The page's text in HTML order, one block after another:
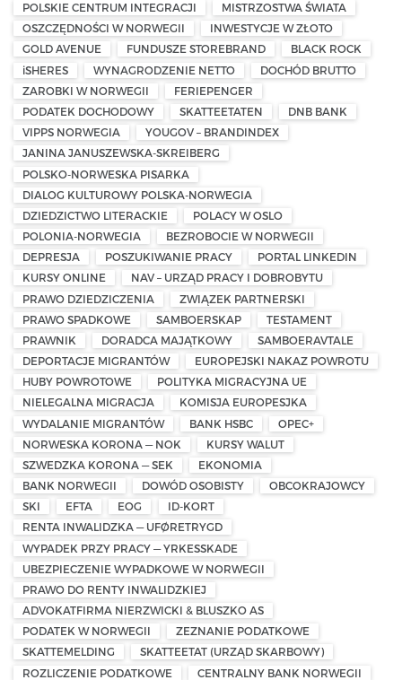
POLSKIE CENTRUM INTEGRACJI
MISTRZOSTWA ŚWIATA
OSZCZĘDNOŚCI W NORWEGII
INWESTYCJE W ZŁOTO
GOLD AVENUE
FUNDUSZE STOREBRAND
BLACK ROCK
iSHERES
WYNAGRODZENIE NETTO
DOCHÓD BRUTTO
ZAROBKI W NORWEGII
FERIEPENGER
PODATEK DOCHODOWY
SKATTEETATEN
DNB BANK
VIPPS NORWEGIA
YOUGOV – BRANDINDEX
JANINA JANUSZEWSKA-SKREIBERG
POLSKO-NORWESKA PISARKA
DIALOG KULTUROWY POLSKA-NORWEGIA
DZIEDZICTWO LITERACKIE
POLACY W OSLO
POLONIA-NORWEGIA
BEZROBOCIE W NORWEGII
DEPRESJA
POSZUKIWANIE PRACY
PORTAL LINKEDIN
KURSY ONLINE
NAV – URZĄD PRACY I DOBROBYTU
PRAWO DZIEDZICZENIA
ZWIĄZEK PARTNERSKI
PRAWO SPADKOWE
SAMBOERSKAP
TESTAMENT
PRAWNIK
DORADCA MAJĄTKOWY
SAMBOERAVTALE
DEPORTACJE MIGRANTÓW
EUROPEJSKI NAKAZ POWROTU
HUBY POWROTOWE
POLITYKA MIGRACYJNA UE
NIELEGALNA MIGRACJA
KOMISJA EUROPESJKA
WYDALANIE MIGRANTÓW
BANK HSBC
OPEC+
NORWESKA KORONA — NOK
KURSY WALUT
SZWEDZKA KORONA — SEK
EKONOMIA
BANK NORWEGII
DOWÓD OSOBISTY
OBCOKRAJOWCY
SKI
EFTA EOG
ID-KORT
RENTA INWALIDZKA — UFØRETRYGD
WYPADEK PRZY PRACY — YRKESSKADE
UBEZPIECZENIE WYPADKOWE W NORWEGII
PRAWO DO RENTY INWALIDZKIEJ
ADVOKATFIRMA NIERZWICKI & BLUSZKO AS
PODATEK W NORWEGII
ZEZNANIE PODATKOWE
SKATTEMELDING
SKATTEETAT (URZĄD SKARBOWY)
ROZLICZENIE PODATKOWE
CENTRALNY BANK NORWEGII